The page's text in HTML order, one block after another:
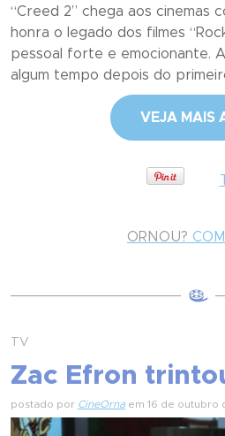
“Creed 2” chega aos cinemas
honra o legado dos filmes
pessoal forte e emocionante.
algum tempo depois do
VEJA MAIS
ORNOU?
TV
Zac Efron
postado por CineOrna em 16 de outubro